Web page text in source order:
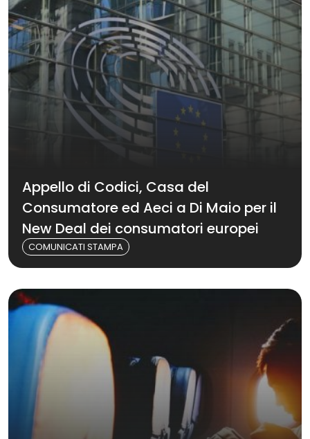
Appello di Codici, Casa del
Consumatore ed Aeci a Di Maio per il
New Deal dei consumatori europei
COMUNICATI STAMPA